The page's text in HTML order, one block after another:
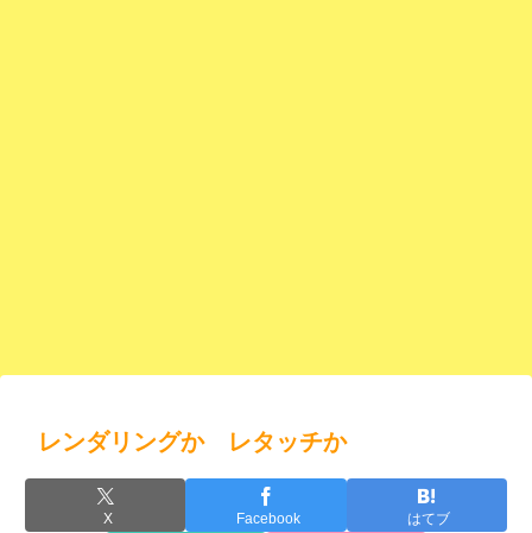
レンダリングか レタッチか
X Facebook はてブ